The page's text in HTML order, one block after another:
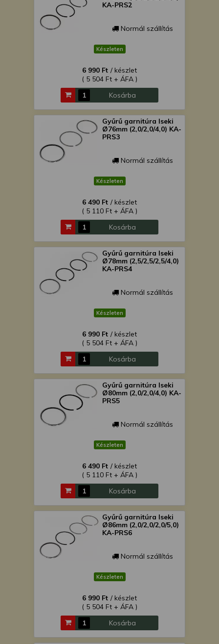
KA-PRS2
Normál szállítás
Készleten
6 990 Ft / készlet
( 5 504 Ft + ÁFA )
Kosárba
Gyűrű garnitúra Iseki
Ø76mm (2,0/2,0/4,0) KA-
PRS3
Normál szállítás
Készleten
6 490 Ft / készlet
( 5 110 Ft + ÁFA )
Kosárba
Gyűrű garnitúra Iseki
Ø78mm (2,5/2,5/2,5/4,0)
KA-PRS4
Normál szállítás
Készleten
6 990 Ft / készlet
( 5 504 Ft + ÁFA )
Kosárba
Gyűrű garnitúra Iseki
Ø80mm (2,0/2,0/4,0) KA-
PRS5
Normál szállítás
Készleten
6 490 Ft / készlet
( 5 110 Ft + ÁFA )
Kosárba
Gyűrű garnitúra Iseki
Ø86mm (2,0/2,0/2,0/5,0)
KA-PRS6
Normál szállítás
Készleten
6 990 Ft / készlet
( 5 504 Ft + ÁFA )
Kosárba